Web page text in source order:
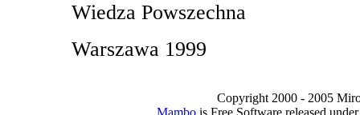
Wiedza Powszechna
Warszawa 1999
Copyright 2000 - 2005
Mambo is Free Software released